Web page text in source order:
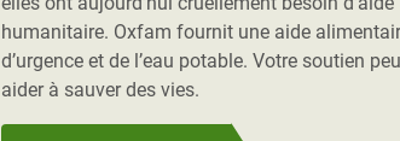
humanitaire. Oxfam fournit une aide
d’urgence et de l’eau potable. Votre soutien
aider à sauver des vies.